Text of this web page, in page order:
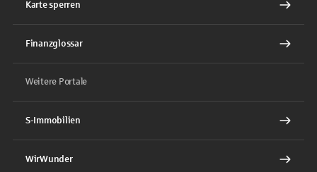
Karte sperren
Finanzglossar
Weitere Portale
S-Immobilien
WirWunder